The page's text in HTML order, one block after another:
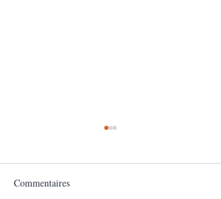
Commentaires